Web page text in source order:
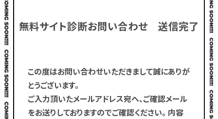
無料サイト診断お問い合わせ 送信完了
この度はお問い合わせいただきまして誠にありが
とうございます。
ご入力頂いたメールアドレス宛へ、ご確認メール
をお送りしておりますのでご確認ください。 内容